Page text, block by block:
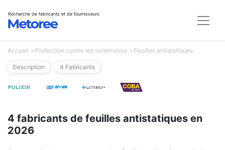
Recherche de fabricants et de fournisseurs
Accueil Protection contre les surtensions Feuilles antistatiques
Description 4 Fabricants
4 fabricants de feuilles antistatiques en
2026